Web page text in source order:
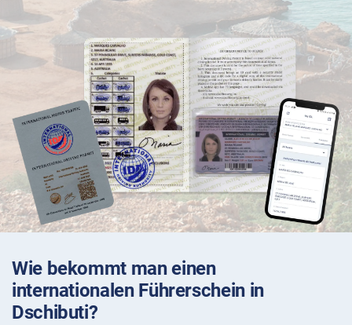
Wie bekommt man einen
internationalen Führerschein in
Dschibuti?